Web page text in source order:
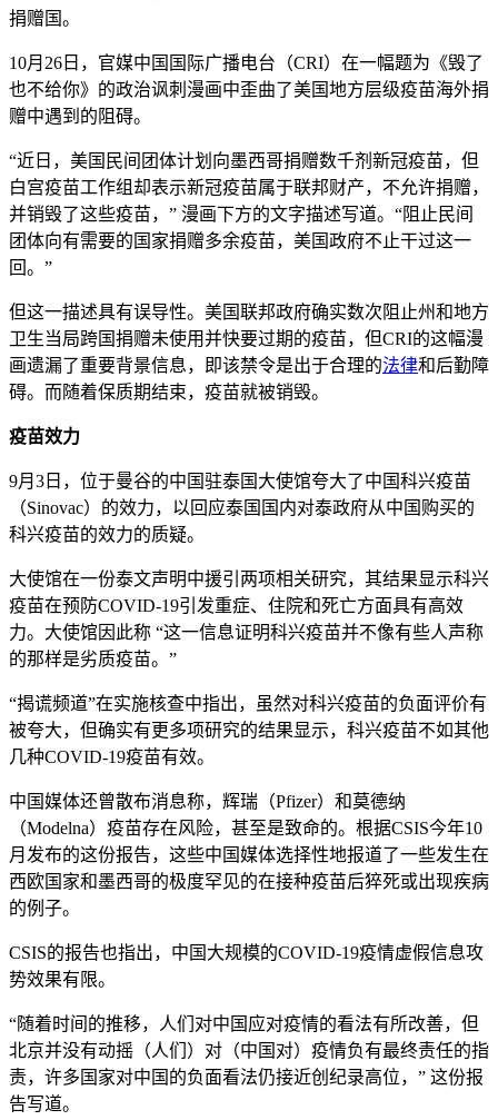
捐赠国。
10月26日，官媒中国国际广播电台（CRI）在一幅题为《毁了
也不给你》的政治讽刺漫画中歪曲了美国地方层级疫苗海外捐
赠中遇到的阻碍。
“近日，美国民间团体计划向墨西哥捐赠数千剂新冠疫苗，但
白宫疫苗工作组却表示新冠疫苗属于联邦财产，不允许捐赠，
并销毁了这些疫苗，” 漫画下方的文字描述写道。“阻止民间
团体向有需要的国家捐赠多余疫苗，美国政府不止干过这一
回。”
但这一描述具有误导性。美国联邦政府确实数次阻止州和地方
卫生当局跨国捐赠未使用并快要过期的疫苗，但CRI的这幅漫
画遗漏了重要背景信息，即该禁令是出于合理的法律和后勤障
碍。而随着保质期结束，疫苗就被销毁。
疫苗效力
9月3日，位于曼谷的中国驻泰国大使馆夸大了中国科兴疫苗
（Sinovac）的效力，以回应泰国国内对泰政府从中国购买的
科兴疫苗的效力的质疑。
大使馆在一份泰文声明中援引两项相关研究，其结果显示科兴
疫苗在预防COVID-19引发重症、住院和死亡方面具有高效
力。大使馆因此称 “这一信息证明科兴疫苗并不像有些人声称
的那样是劣质疫苗。”
“揭谎频道”在实施核查中指出，虽然对科兴疫苗的负面评价有
被夸大，但确实有更多项研究的结果显示，科兴疫苗不如其他
几种COVID-19疫苗有效。
中国媒体还曾散布消息称，辉瑞（Pfizer）和莫德纳
（Modelna）疫苗存在风险，甚至是致命的。根据CSIS今年10
月发布的这份报告，这些中国媒体选择性地报道了一些发生在
西欧国家和墨西哥的极度罕见的在接种疫苗后猝死或出现疾病
的例子。
CSIS的报告也指出，中国大规模的COVID-19疫情虚假信息攻
势效果有限。
“随着时间的推移，人们对中国应对疫情的看法有所改善，但
北京并没有动摇（人们）对（中国对）疫情负有最终责任的指
责，许多国家对中国的负面看法仍接近创纪录高位，” 这份报
告写道。